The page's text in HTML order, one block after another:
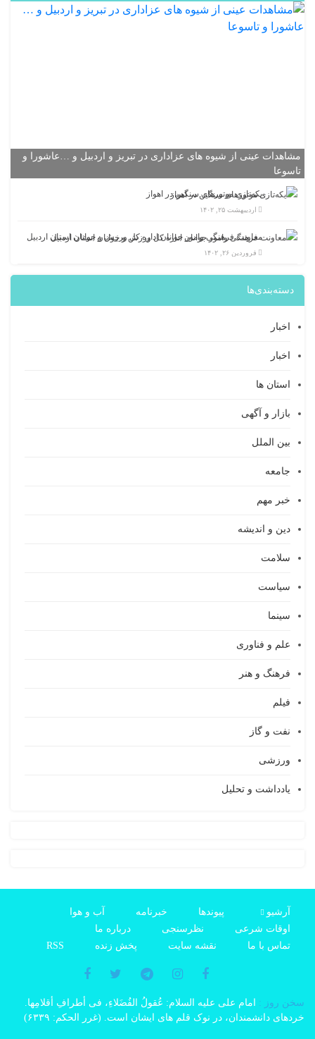
مشاهدات عینی از شیوه های عزاداری در تبریز و اردبیل و …عاشورا و
تاسوعا
یکه‌تازی موتورهای سنگین در اهواز
اردیبهشت ۲۵, ۱۴۰۲
معاونت فرهنگی وامور جوانان اداره کل ورزش و جوانان استان اردبیل
فروردین ۲۶, ۱۴۰۲
دسته‌بندی‌ها
اخبار
اخبار
استان ها
بازار و آگهی
بین الملل
جامعه
خبر مهم
دین و اندیشه
سلامت
سیاست
سینما
علم و فناوری
فرهنگ و هنر
فیلم
نفت و گاز
ورزشی
یادداشت و تحلیل
آرشیو پیوندها خبرنامه
آب و هوا
اوقات شرعی
نظرسنجی
درباره ما
تماس با ما
نقشه سایت پخش زنده RSS
سخن روز : امام على علیه السلام: عُقولُ الفُضَلاءِ، فی أطرافِ أقلامِها.
خردهاى دانشمندان، در نوک قلم هاى ایشان است. (غرر الحکم: ۶۳۳۹)